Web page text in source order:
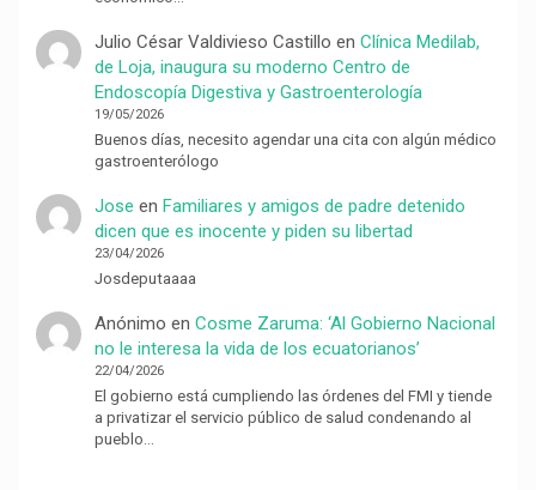
Julio César Valdivieso Castillo en Clínica Medilab,
de Loja, inaugura su moderno Centro de
Endoscopía Digestiva y Gastroenterología
19/05/2026
Buenos días, necesito agendar una cita con algún médico
gastroenterólogo
Jose en Familiares y amigos de padre detenido
dicen que es inocente y piden su libertad
23/04/2026
Josdeputaaaa
Anónimo en Cosme Zaruma: ‘Al Gobierno Nacional
no le interesa la vida de los ecuatorianos’
22/04/2026
El gobierno está cumpliendo las órdenes del FMI y tiende
a privatizar el servicio público de salud condenando al
pueblo…